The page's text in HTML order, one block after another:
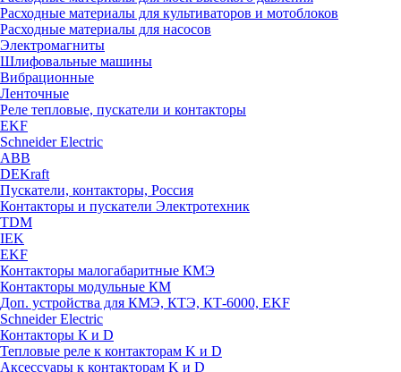
Расходные материалы для культиваторов и мотоблоков
Расходные материалы для насосов
Электромагниты
Шлифовальные машины
Вибрационные
Ленточные
Реле тепловые, пускатели и контакторы
EKF
Schneider Electric
ABB
DEKraft
Пускатели, контакторы, Россия
Контакторы и пускатели Электротехник
TDM
IEK
EKF
Контакторы малогабаритные КМЭ
Контакторы модульные КМ
Доп. устройства для КМЭ, КТЭ, КТ-6000, EKF
Schneider Electric
Контакторы К и D
Тепловые реле к контакторам K и D
Аксессуары к контакторам K и D